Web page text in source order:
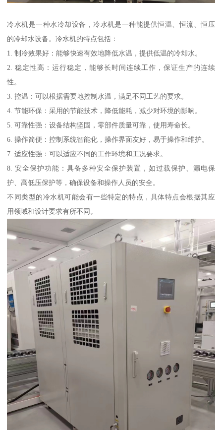
冷水机是一种水冷却设备，冷水机是一种能提供恒温、恒流、恒压
的冷却水设备。冷水机的特点包括：
1. 制冷效果好：能够快速有效地降低水温，提供低温的冷却水。
2. 稳定性高：运行稳定，能够长时间连续工作，保证生产的连续
性。
3. 控温：可以根据需要地控制水温，满足不同工艺的要求。
4. 节能环保：采用的节能技术，降低能耗，减少对环境的影响。
5. 可靠性强：设备结构坚固，零部件质量可靠，使用寿命长。
6. 操作简便：控制系统智能化，操作界面友好，易于操作和维护。
7. 适应性强：可以适应不同的工作环境和工况要求。
8. 安全保护功能：具备多种安全保护装置，如过载保护、漏电保
护、高低压保护等，确保设备和操作人员的安全。
不同类型的冷水机可能会有一些特定的特点，具体特点会根据其应
用领域和设计要求有所不同。